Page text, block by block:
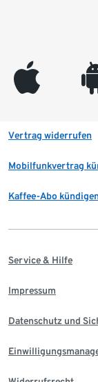
appleinc
Vertrag widerrufen
Mobilfunkvertrag
Kaffee-Abo
Service & Hilfe
Impressum
Datenschutz und